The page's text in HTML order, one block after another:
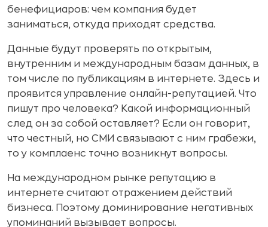
бенефициаров: чем компания будет
заниматься, откуда приходят средства.
Данные будут проверять по открытым,
внутренним и международным базам данных, в
том числе по публикациям в интернете. Здесь и
проявится управление онлайн-репутацией. Что
пишут про человека? Какой информационный
след он за собой оставляет? Если он говорит,
что честный, но СМИ связывают с ним грабежи,
то у комплаенс точно возникнут вопросы.
На международном рынке репутацию в
интернете считают отражением действий
бизнеса. Поэтому доминирование негативных
упоминаний вызывает вопросы.